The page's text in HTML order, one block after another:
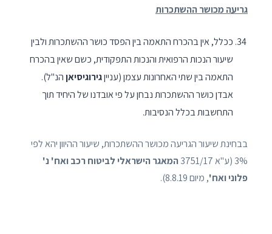
גריעה מכושר ההשתכרות
ככלל, אין בהכרח התאמה בין הפסד כושר ההשתכרות ולבין
שיעור הנכות הרפואית והנכות התפקודית, כשם שאין בהכרח
התאמה בין שתי האחרונות עצמן (ענייןגירוגיסיאןהנ"ל).
אבדן כושר ההשתכרות נבחן על פי אובדנו של היחיד תוך
התחשבות בכלל הנסיבות.
בבחינת שיעור הגריעה מכושר ההשתכרות, שיעור ההיוון יהא לפי
3% (ע"א 3751/17
המאגר הישראלי לביטוח רכב ואח' נ'
פלוני ואח', מיום 8.8.19).